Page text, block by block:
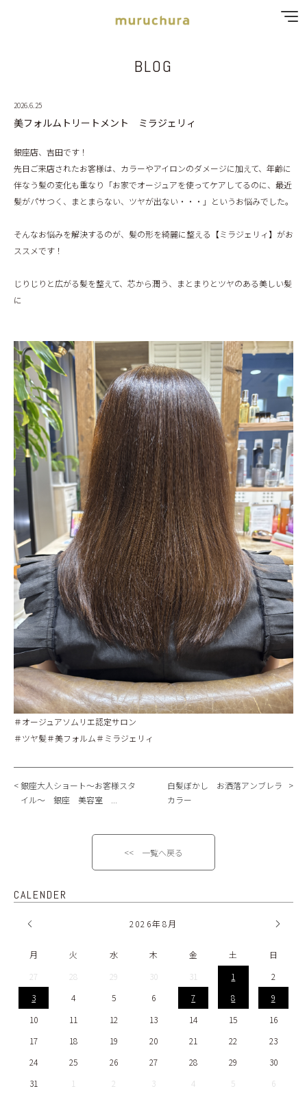
MENU
COUPON
GALLERY
RECRUIT
BLOG
BLOG
2026.6.25
美フォルムトリートメント ミラジェリィ
銀座店、吉田です！
先日ご来店されたお客様は、カラーやアイロンのダメージに加えて、年齢に
伴なう髪の変化も重なり「お家でオージュアを使ってケアしてるのに、最近
髪がパサつく、まとまらない、ツヤが出ない・・・」というお悩みでした。
そんなお悩みを解決するのが、髪の形を綺麗に整える【ミラジェリィ】がお
ススメです！
じりじりと広がる髪を整えて、芯から潤う、まとまりとツヤのある美しい髪
に
＃オージュアソムリエ認定サロン
＃ツヤ髪＃美フォルム＃ミラジェリィ
銀座大人ショート～お客様スタ
イル～ 銀座 美容室 ...
白髪ぼかし お洒落アンブレラ
カラー
<< 一覧へ戻る
CALENDER
2026年8月
月 火 水 木 金 土
日
27
28 29 30 31 1
2
3
4 5 6 7 8
9
10
11 12 13 14 15
16
17
18 19 20 21 22
23
24
25 26 27 28 29
30
31
1 2 3 4 5 6